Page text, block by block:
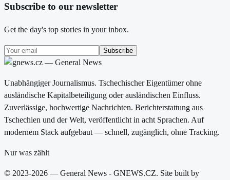
Subscribe to our newsletter
Get the day's top stories in your inbox.
Subscribe
Unabhängiger Journalismus. Tschechischer Eigentümer ohne
ausländische Kapitalbeteiligung oder ausländischen Einfluss.
Zuverlässige, hochwertige Nachrichten. Berichterstattung aus
Tschechien und der Welt, veröffentlicht in acht Sprachen. Auf
modernem Stack aufgebaut — schnell, zugänglich, ohne Tracking.
Nur was zählt
© 2023-2026 — General News - GNEWS.CZ. Site built by